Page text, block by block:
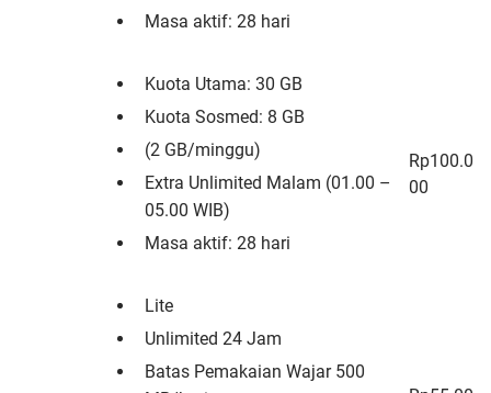
Masa aktif: 28 hari
Kuota Utama: 30 GB
Kuota Sosmed: 8 GB
(2 GB/minggu)
Extra Unlimited Malam (01.00 –
05.00 WIB)
Masa aktif: 28 hari
Rp100.0
00
Lite
Unlimited 24 Jam
Batas Pemakaian Wajar 500